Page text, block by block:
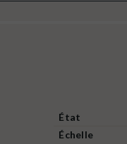
État
Échelle